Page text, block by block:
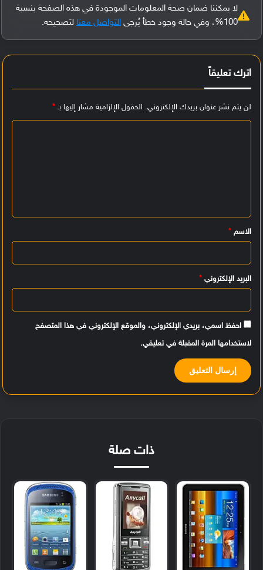
لا يمكننا ضمان صحة المعلومات الموجودة في هذه الصفحة بنسبة
100%، وفي حالة وجود خطأ يُرجى
التواصل معنا لتصحيحه.
اترك تعليقاً
لن يتم نشر عنوان بريدك الإلكتروني. الحقول الإلزامية مشار إليها بـ*
ي
ق
الاسم *
البريد الإلكتروني *
احفظ اسمي، بريدي الإلكتروني، والموقع الإلكتروني في هذا المتصفح
لاستخدامها المرة المقبلة في تعليقي.
ذات صلة